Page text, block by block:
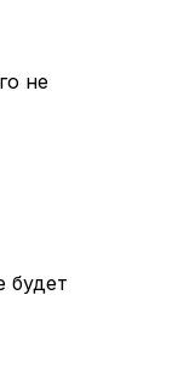
не
будет